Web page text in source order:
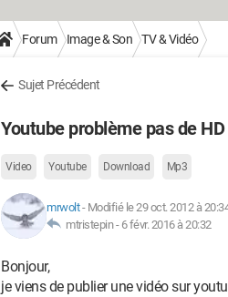
Forum Image & Son TV & Vidéo
Sujet Précédent
Youtube problème pas de
Video Youtube Download Mp3
mrwolt- Modifié le 29 oct. 2012 à
mtristepin - 6 févr. 2016 à 20:32
Bonjour,
je viens de publier une vidéo sur